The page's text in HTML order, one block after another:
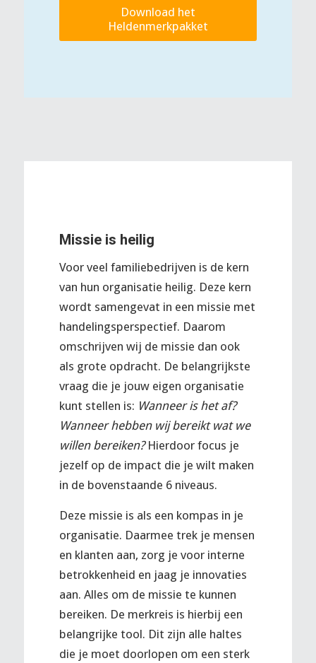
Download het
Heldenmerkpakket
Missie is heilig
Voor veel familiebedrijven is de kern
van hun organisatie heilig. Deze kern
wordt samengevat in een missie met
handelingsperspectief. Daarom
omschrijven wij de missie dan ook
als grote opdracht. De belangrijkste
vraag die je jouw eigen organisatie
kunt stellen is: Wanneer is het af?
Wanneer hebben wij bereikt wat we
willen bereiken? Hierdoor focus je
jezelf op de impact die je wilt maken
in de bovenstaande 6 niveaus.
Deze missie is als een kompas in je
organisatie. Daarmee trek je mensen
en klanten aan, zorg je voor interne
betrokkenheid en jaag je innovaties
aan. Alles om de missie te kunnen
bereiken. De merkreis is hierbij een
belangrijke tool. Dit zijn alle haltes
die je moet doorlopen om een sterk